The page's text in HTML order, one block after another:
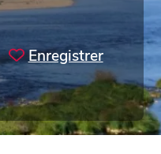
Enregistrer